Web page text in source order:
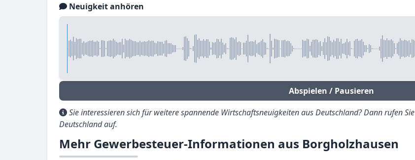
Neuigkeit anhören
Abspielen / Pausieren
Sie interessieren sich für weitere spannende Wirtschaftsneuigkeiten aus Deutschland? Dann rufen Sie
Deutschland auf.
Mehr Gewerbesteuer-Informationen aus Borgholzhausen